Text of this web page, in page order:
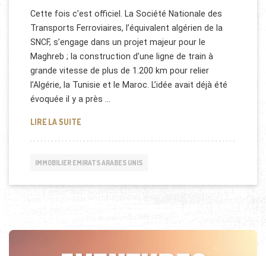
Cette fois c’est officiel. La Société Nationale des
Transports Ferroviaires, l’équivalent algérien de la
SNCF, s’engage dans un projet majeur pour le
Maghreb ; la construction d’une ligne de train à
grande vitesse de plus de 1.200 km pour relier
l’Algérie, la Tunisie et le Maroc. L’idée avait déjà été
évoquée il y a près …
LIRE LA SUITEUN TGV RELIERA LA TUNISIE, L’ALGÉRIE ET LE
IMMOBILIER EMIRATS ARABES UNIS